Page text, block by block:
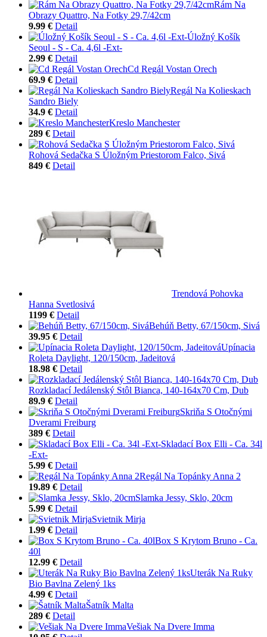
Rám Na
Obrazy Quattro, Na Fotky 29,7/42cm
9.99 € Detail
Úložný Košík
Seoul - S - Ca. 4,6l -Ext-
2.99 € Detail
Cd Regál Vostan Orech
69.9 € Detail
Regál Na Kolieskach
Sandro Biely
34.9 € Detail
Kreslo Manchester
289 € Detail
Rohová Sedačka S Úložným Priestorom Falco, Sivá
849 € Detail
Trendová Pohovka
Hanna Svetlosivá
1199 € Detail
Behúň Betty, 67/150cm, Sivá
39.95 € Detail
Upínacia
Roleta Daylight, 120/150cm, Jadeitová
18.98 € Detail
Rozkladací Jedálenský Stôl Bianca, 140-164x70 Cm, Dub
89.9 € Detail
Skriňa S Otočnými
Dverami Freiburg
389 € Detail
Skladací Box Elli - Ca. 34l
-Ext-
5.99 € Detail
Regál Na Topánky Anna 2
19.89 € Detail
Slamka Jessy, Sklo, 20cm
5.99 € Detail
Svietnik Mirja
1.99 € Detail
Box S Krytom Bruno - Ca.
40l
12.99 € Detail
Uterák Na Ruky
Bio Bavlna Zelený 1ks
4.99 € Detail
Šatník Malta
289 € Detail
Vešiak Na Dvere Imma